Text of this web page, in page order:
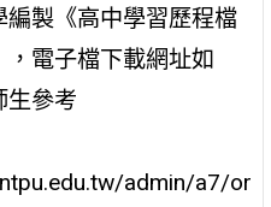
編製《高中學習歷程檔
，電子檔下載網址如
生參考
admin/a7/or